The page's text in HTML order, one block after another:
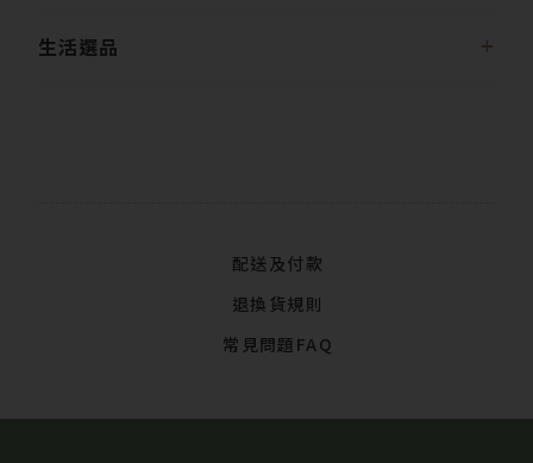
生活選品
配送及付款
退換貨規則
常見問題FAQ